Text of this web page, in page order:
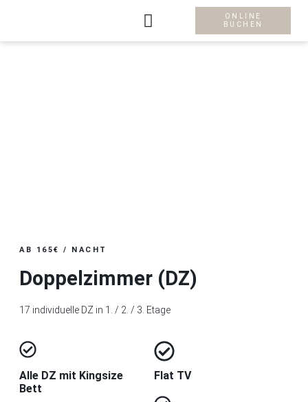
ONLINE
BUCHEN
AB 165€ / NACHT
Doppelzimmer (DZ)
17 individuelle DZ in 1. / 2. / 3. Etage
Alle DZ mit Kingsize
Bett
Flat TV